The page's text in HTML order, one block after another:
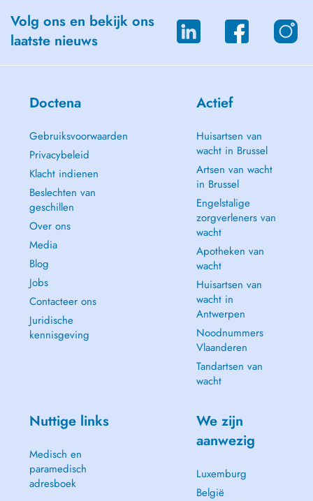
Volg ons en bekijk ons
laatste nieuws
Doctena
Gebruiksvoorwaarden
Privacybeleid
Klacht indienen
Beslechten van
geschillen
Over ons
Media
Blog
Jobs
Contacteer ons
Juridische
kennisgeving
Actief
Huisartsen van
wacht in Brussel
Artsen van wacht
in Brussel
Engelstalige
zorgverleners van
wacht
Apotheken van
wacht
Huisartsen van
wacht in
Antwerpen
Noodnummers
Vlaanderen
Tandartsen van
wacht
Nuttige links
Medisch en
paramedisch
adresboek
We zijn
aanwezig
Luxemburg
België